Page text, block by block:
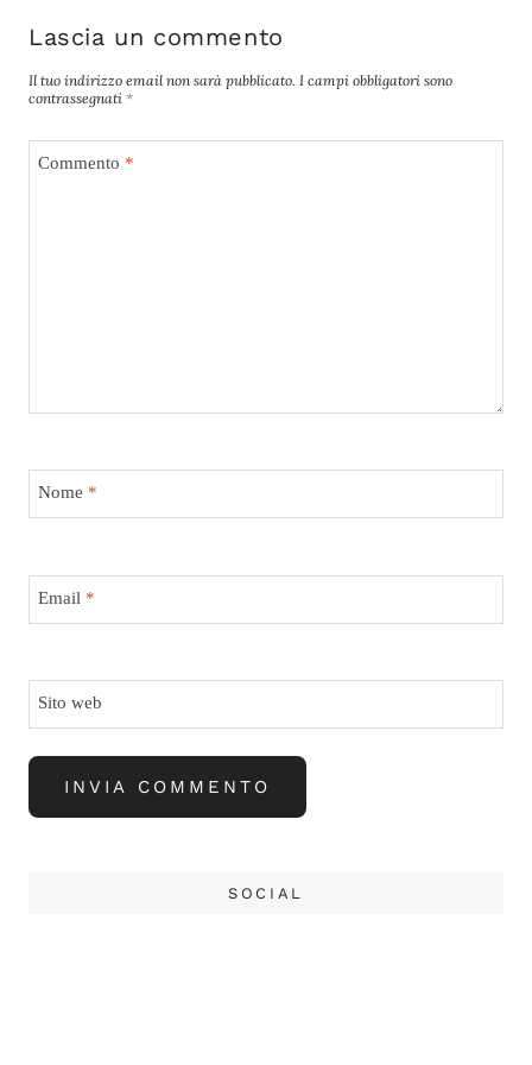
Lascia un commento
Il tuo indirizzo email non sarà pubblicato. I campi obbligatori sono
contrassegnati *
Commento *
Nome *
Email *
Sito web
SOCIAL